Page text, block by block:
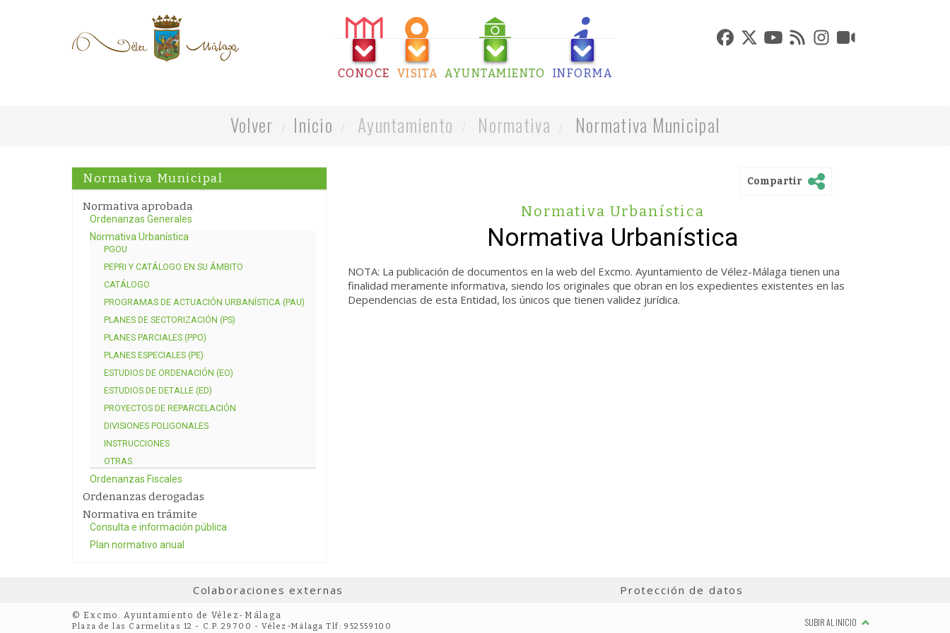
CONOCE VISITA AYUNTAMIENTO INFORMA
Volver Inicio Ayuntamiento Normativa Normativa Municipal
Normativa Municipal
Normativa aprobada
Ordenanzas Generales
Normativa Urbanística
PGOU
PEPRI Y CATÁLOGO EN SU ÁMBITO
CATÁLOGO
PROGRAMAS DE ACTUACIÓN URBANÍSTICA (PAU)
PLANES DE SECTORIZACIÓN (PS)
PLANES PARCIALES (PPO)
PLANES ESPECIALES (PE)
ESTUDIOS DE ORDENACIÓN (EO)
ESTUDIOS DE DETALLE (ED)
PROYECTOS DE REPARCELACIÓN
DIVISIONES POLIGONALES
INSTRUCCIONES
OTRAS
Ordenanzas Fiscales
Ordenanzas derogadas
Normativa en trámite
Consulta e información pública
Plan normativo anual
Compartir
Normativa Urbanística
Normativa Urbanística
NOTA: La publicación de documentos en la web del Excmo. Ayuntamiento de Vélez-Málaga tienen una
finalidad meramente informativa, siendo los originales que obran en los expedientes existentes en las
Dependencias de esta Entidad, los únicos que tienen validez jurídica.
Colaboraciones externas Protección de datos
© Excmo. Ayuntamiento de Vélez-Málaga
Plaza de las Carmelitas 12 - C.P. 29700 - Vélez-Málaga Tlf: 952559100 SUBIR AL INICIO